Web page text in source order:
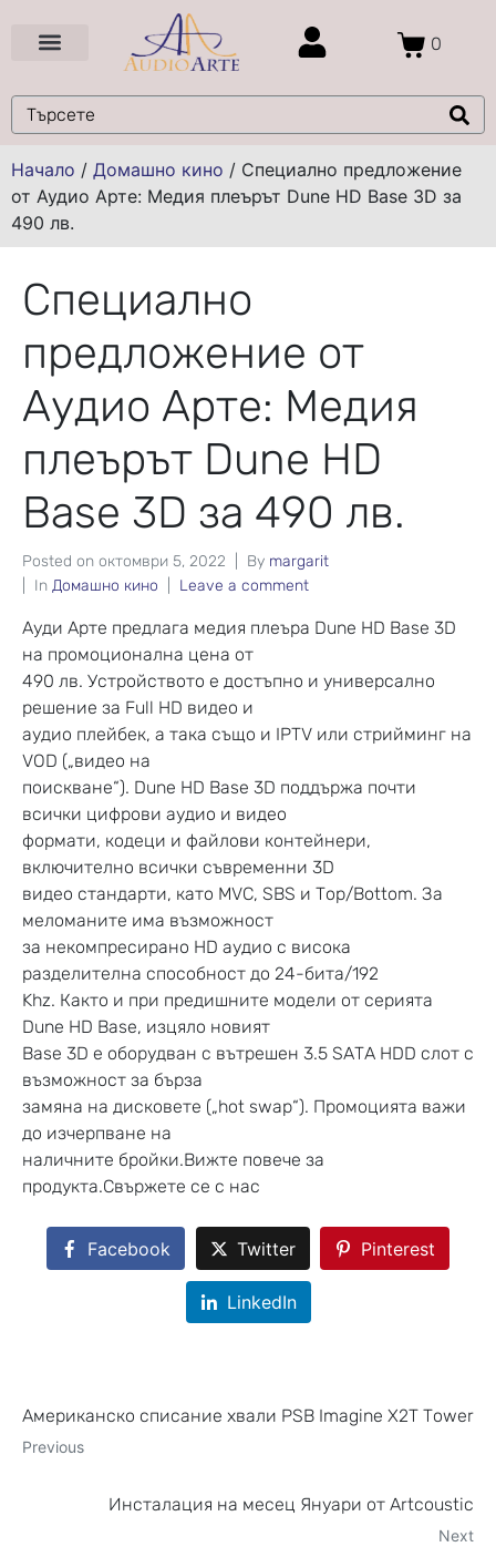
0
Начало / Домашно кино / Специално предложение
от Аудио Арте: Медия плеърът Dune HD Base 3D за
490 лв.
Специално
предложение от
Аудио Арте: Медия
плеърът Dune HD
Base 3D за 490 лв.
Posted on октомври 5, 2022 By margarit
In Домашно кино Leave a comment
Ауди Арте предлага медия плеъра Dune HD Base 3D
на промоционална цена от
490 лв. Устройството е достъпно и универсално
решение за Full HD видео и
аудио плейбек, а така също и IPTV или стрийминг на
VOD („видео на
поискване“). Dune HD Base 3D поддържа почти
всички цифрови аудио и видео
формати, кодеци и файлови контейнери,
включително всички съвременни 3D
видео стандарти, като MVC, SBS и Top/Bottom. За
меломаните има възможност
за некомпресирано HD аудио с висока
разделителна способност до 24-бита/192
Khz. Както и при предишните модели от серията
Dune HD Base, изцяло новият
Base 3D е оборудван с вътрешен 3.5 SATA HDD слот с
възможност за бърза
замяна на дисковете („hot swap“). Промоцията важи
до изчерпване на
наличните бройки.Вижте повече за
продукта.Свържете се с нас
Facebook Twitter Pinterest
LinkedIn
Американско списание хвали PSB Imagine X2T Tower
Previous
Инсталация на месец Януари от Artcoustic
Next